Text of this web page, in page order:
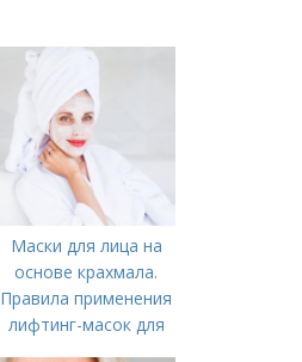
Маски для лица на
основе крахмала.
Правила применения
лифтинг-масок для